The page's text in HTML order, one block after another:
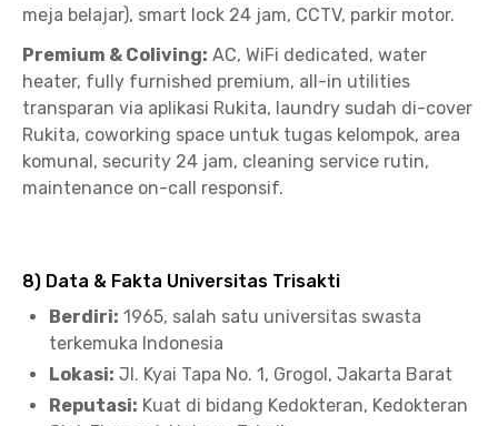
meja belajar), smart lock 24 jam, CCTV, parkir motor.
Premium & Coliving: AC, WiFi dedicated, water
heater, fully furnished premium, all-in utilities
transparan via aplikasi Rukita, laundry sudah di-cover
Rukita, coworking space untuk tugas kelompok, area
komunal, security 24 jam, cleaning service rutin,
maintenance on-call responsif.
8) Data & Fakta Universitas Trisakti
Berdiri: 1965, salah satu universitas swasta
terkemuka Indonesia
Lokasi: Jl. Kyai Tapa No. 1, Grogol, Jakarta Barat
Reputasi: Kuat di bidang Kedokteran, Kedokteran